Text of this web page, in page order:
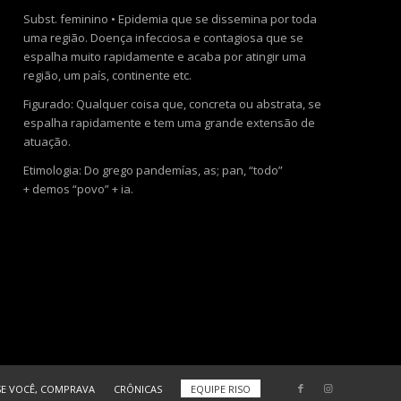
Subst. feminino • Epidemia que se dissemina por toda
uma região. Doença infecciosa e contagiosa que se
espalha muito rapidamente e acaba por atingir uma
região, um país, continente etc.
Figurado: Qualquer coisa que, concreta ou abstrata, se
espalha rapidamente e tem uma grande extensão de
atuação.
Etimologia: Do grego pandemías, as; pan, “todo”
+ demos “povo” + ia.
VOCÊ, COMPRAVA CRÔNICAS EQUIPE RISO